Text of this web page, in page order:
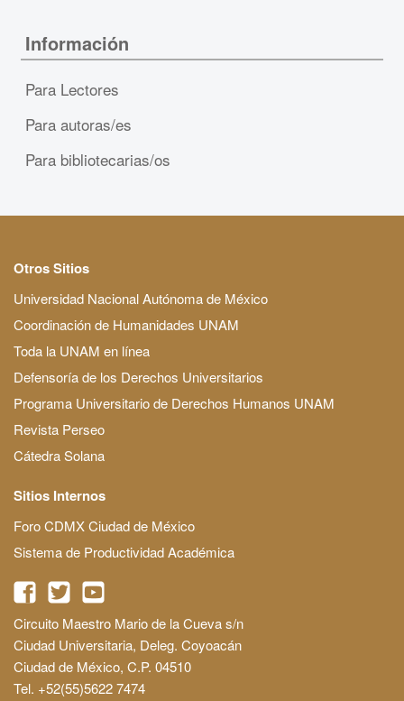
Información
Para Lectores
Para autoras/es
Para bibliotecarias/os
Otros Sitios
Universidad Nacional Autónoma de México
Coordinación de Humanidades UNAM
Toda la UNAM en línea
Defensoría de los Derechos Universitarios
Programa Universitario de Derechos Humanos UNAM
Revista Perseo
Cátedra Solana
Sitios Internos
Foro CDMX Ciudad de México
Sistema de Productividad Académica
Circuito Maestro Mario de la Cueva s/n
Ciudad Universitaria, Deleg. Coyoacán
Ciudad de México, C.P. 04510
Tel. +52(55)5622 7474